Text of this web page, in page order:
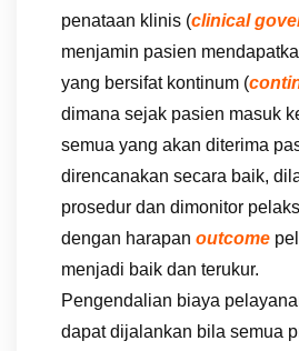
penataan klinis (clinical
menjamin pasien
yang bersifat kontinum (
dimana sejak pasien masuk
semua yang akan diterima
direncanakan secara baik,
prosedur dan dimonitor
dengan harapan outcome
menjadi baik dan terukur.
Pengendalian biaya
dapat dijalankan bila semua